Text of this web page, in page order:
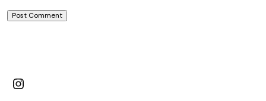
Instagram